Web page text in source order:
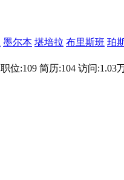
墨尔本 堪培拉 布里斯班 珀
职位:109 简历:104 访问:1.03